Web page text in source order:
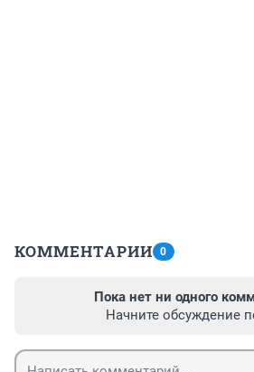
КОММЕНТАРИИ 0
Пока нет ни одного
Начните обсуждение